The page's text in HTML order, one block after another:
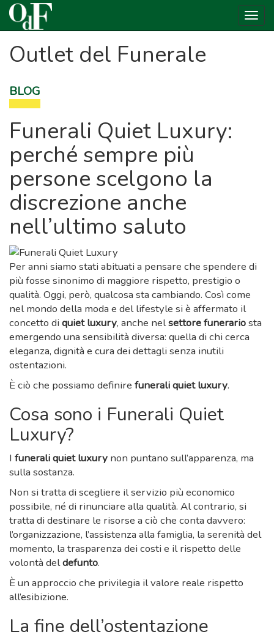
content
Outlet del Funerale
BLOG
Funerali Quiet Luxury:
perché sempre più
persone scelgono la
discrezione anche
nell’ultimo saluto
Per anni siamo stati abituati a pensare che spendere di
più fosse sinonimo di maggiore rispetto, prestigio o
qualità. Oggi, però, qualcosa sta cambiando. Così come
nel mondo della moda e del lifestyle si è affermato il
concetto di quiet luxury, anche nelsettore funerariosta
emergendo una sensibilità diversa: quella di chi cerca
eleganza, dignità e cura dei dettagli senza inutili
ostentazioni.
È ciò che possiamo definire funerali quiet luxury.
Cosa sono i Funerali Quiet
Luxury?
I funerali quiet luxury non puntano sull’apparenza, ma
sulla sostanza.
Non si tratta di scegliere il servizio più economico
possibile, né di rinunciare alla qualità. Al contrario, si
tratta di destinare le risorse a ciò che conta davvero:
l’organizzazione, l’assistenza alla famiglia, la serenità del
momento, la trasparenza dei costi e il rispetto delle
volontà deldefunto.
È un approccio che privilegia il valore reale rispetto
all’esibizione.
La fine dell’ostentazione